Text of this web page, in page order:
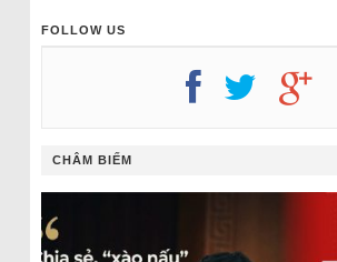
FOLLOW US
CHÂM BIẾM